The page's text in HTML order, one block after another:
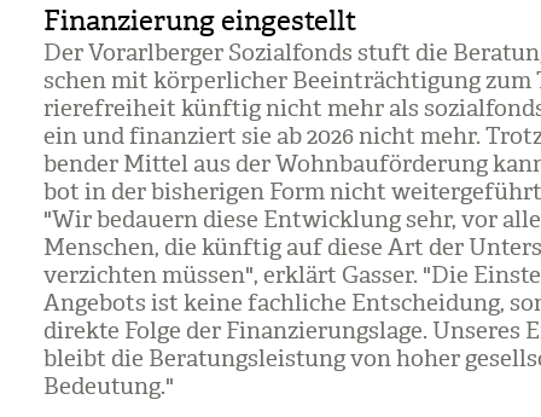
Finanzierung eingestellt
Der Vor­arl­ber­ger Sozi­al­fonds stuft die
schen mit kör­per­li­cher Beein­träch­ti­gung zum
rie­re­frei­heit künf­tig nicht mehr als
ein und finan­ziert sie ab 2026 nicht mehr.
ben­der Mit­tel aus der Wohn­bau­för­de­rung
bot in der bis­he­ri­gen Form nicht
"Wir bedau­ern diese Ent­wick­lung sehr, vor
Men­schen, die künf­tig auf diese Art der
ver­zich­ten müs­sen", erklärt Gas­ser. "Die
Ange­bots ist keine fach­li­che Ent­schei­dung,
direkte Folge der Finan­zie­rungs­lage. Unse­res
bleibt die Bera­tungs­leis­tung von hoher
Bedeu­tung."